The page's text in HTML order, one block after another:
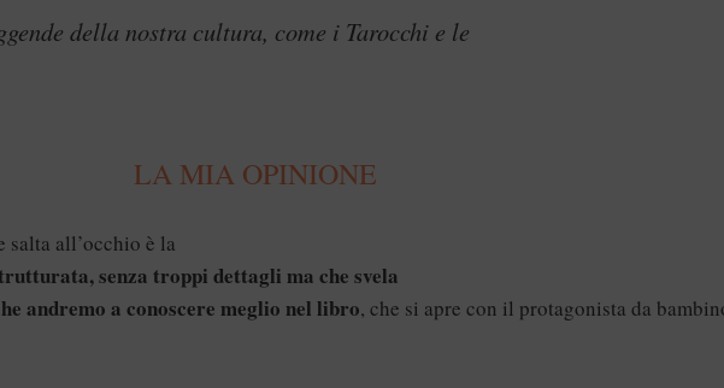
della nostra cultura, come i Tarocchi e le
LA MIA OPINIONE
salta all’occhio è la
senza troppi dettagli ma che svela
andremo a conoscere meglio nel libro, che si apre con il protagonista da